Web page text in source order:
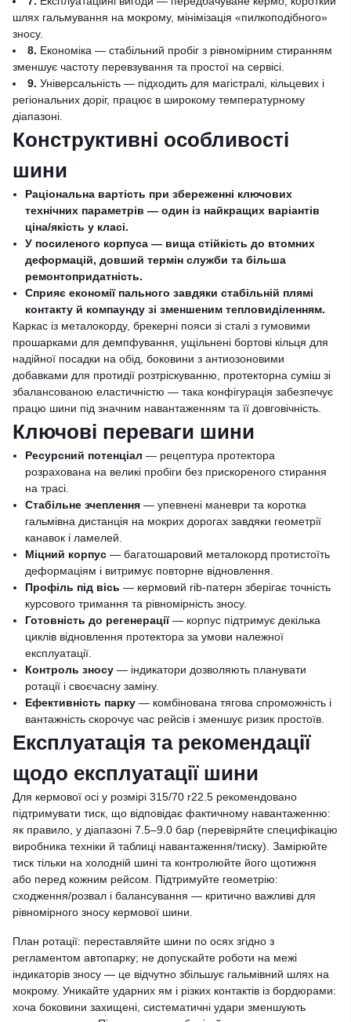
шлях гальмування на мокрому, мінімізація «пилкоподібного»
зносу.
8. Економіка — стабільний пробіг з рівномірним стиранням
зменшує частоту перевзування та простої на сервісі.
9. Універсальність — підходить для магістралі, кільцевих і
регіональних доріг, працює в широкому температурному
діапазоні.
Конструктивні особливості
шини
Раціональна вартість при збереженні ключових
технічних параметрів — один із найкращих варіантів
ціна/якість у класі.
У посиленого корпуса — вища стійкість до втомних
деформацій, довший термін служби та більша
ремонтопридатність.
Сприяє економії пального завдяки стабільній плямі
контакту й компаунду зі зменшеним тепловиділенням.
Каркас із металокорду, брекерні пояси зі сталі з гумовими
прошарками для демпфування, ущільнені бортові кільця для
надійної посадки на обід, боковини з антиозоновими
добавками для протидії розтріскуванню, протекторна суміш зі
збалансованою еластичністю — така конфігурація забезпечує
працю шини під значним навантаженням та її довговічність.
Ключові переваги шини
Ресурсний потенціал — рецептура протектора
розрахована на великі пробіги без прискореного стирання
на трасі.
Стабільне зчеплення — упевнені маневри та коротка
гальмівна дистанція на мокрих дорогах завдяки геометрії
канавок і ламелей.
Міцний корпус — багатошаровий металокорд протистоїть
деформаціям і витримує повторне відновлення.
Профіль під вісь — кермовий rib-патерн зберігає точність
курсового тримання та рівномірність зносу.
Готовність до регенерації— корпус підтримує декілька
циклів відновлення протектора за умови належної
експлуатації.
Контроль зносу — індикатори дозволяють планувати
ротації і своєчасну заміну.
Ефективність парку — комбінована тягова спроможність і
вантажність скорочує час рейсів і зменшує ризик простоїв.
Експлуатація та рекомендації
щодо експлуатації шини
Для кермової осі у розмірі 315/70 r22.5 рекомендовано
підтримувати тиск, що відповідає фактичному навантаженню:
як правило, у діапазоні 7.5–9.0 бар (перевіряйте специфікацію
виробника техніки й таблиці навантаження/тиску). Замірюйте
тиск тільки на холодній шині та контролюйте його щотижня
або перед кожним рейсом. Підтримуйте геометрію:
сходження/розвал і балансування — критично важливі для
рівномірного зносу кермової шини.
План ротації: переставляйте шини по осях згідно з
регламентом автопарку; не допускайте роботи на межі
індикаторів зносу — це відчутно збільшує гальмівний шлях на
мокрому. Уникайте ударних ям і різких контактів із бордюрами:
хоча боковини захищені, систематичні удари зменшують